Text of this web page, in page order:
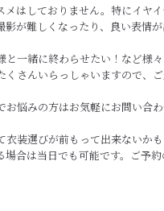
メはしておりません。特にイヤ
影が難しくなったり、良い表情
と一緒に終わらせたい！など様
くさんいらっしゃいますので、
お悩みの方はお気軽にお問い合わ
衣装選びが前もって出来ないかも
場合は当日でも可能です。ご予